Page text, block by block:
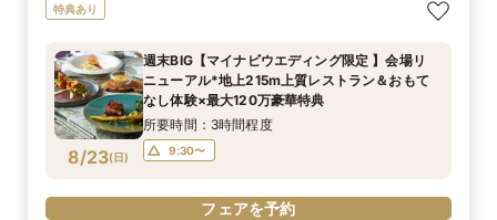
特典あり
8/23(日)
週末BIG【マイナビウエディング限定 】会場リ
ニューアル*地上215m上質レストラン＆おもて
なし体験×最大120万豪華特典
所要時間：3時間程度
9:30〜
フェアを予約